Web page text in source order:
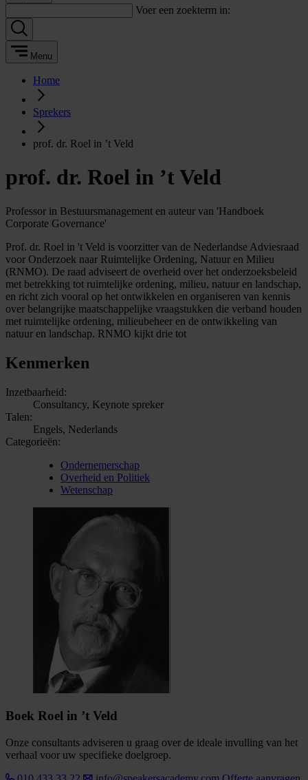
Voer een zoekterm in:
Menu
Home
Sprekers
prof. dr. Roel in ’t Veld
prof. dr. Roel in ’t Veld
Professor in Bestuursmanagement en auteur van 'Handboek
Corporate Governance'
Prof. dr. Roel in 't Veld is voorzitter van de Nederlandse Adviesraad
voor Onderzoek naar Ruimtelijke Ordening, Natuur en Milieu
(RNMO). De raad adviseert de overheid over het onderzoeksbeleid
met betrekking tot ruimtelijke ordening, milieu, natuur en landschap,
en richt zich vooral op het ontwikkelen en organiseren van kennis
over belangrijke maatschappelijke vraagstukken die verband houden
met ruimtelijke ordening, milieubeheer en de ontwikkeling van
natuur en landschap. RNMO kijkt drie tot
Kenmerken
Inzetbaarheid:
Consultancy, Keynote spreker
Talen:
Engels, Nederlands
Categorieën:
Ondernemerschap
Overheid en Politiek
Wetenschap
Boek Roel in ’t Veld
Onze consultants adviseren u graag over de ideale invulling van het
verhaal voor uw specifieke doelgroep.